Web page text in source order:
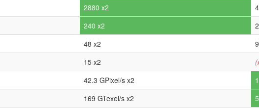
2880 x2
240 x2
48 x2
15 x2
42.3 GPixel/s x2
169 GTexel/s x2